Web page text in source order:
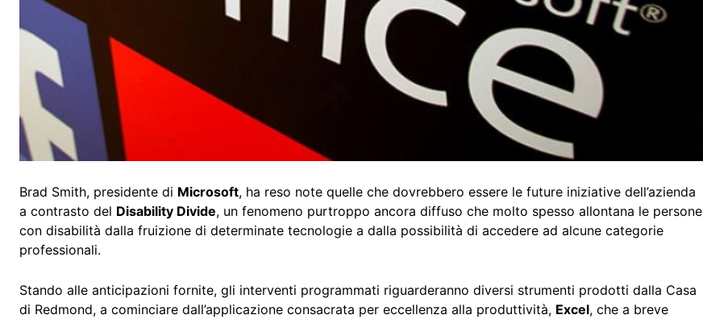
Brad Smith, presidente di Microsoft, ha reso note quelle che dovrebbero essere le future iniziative dell’azienda
a contrasto del Disability Divide, un fenomeno purtroppo ancora diffuso che molto spesso allontana le persone
con disabilità dalla fruizione di determinate tecnologie a dalla possibilità di accedere ad alcune categorie
professionali.
Stando alle anticipazioni fornite, gli interventi programmati riguarderanno diversi strumenti prodotti dalla Casa
di Redmond, a cominciare dall’applicazione consacrata per eccellenza alla produttività, Excel, che a breve